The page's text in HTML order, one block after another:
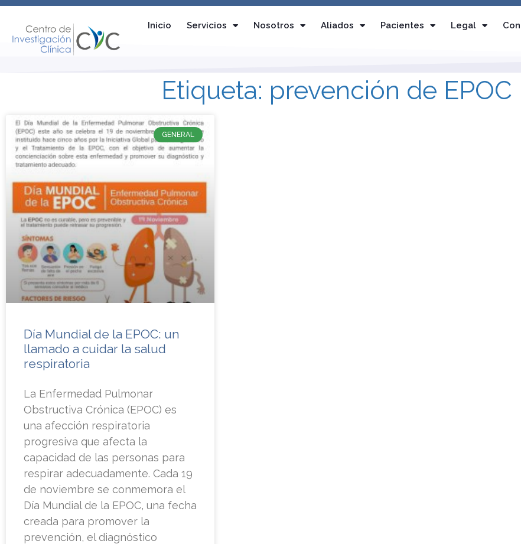
Inicio Servicios Nosotros Aliados Pacientes Legal
Etiqueta: prevención de EPOC
GENERAL
Día Mundial de la EPOC: un
llamado a cuidar la salud
respiratoria
La Enfermedad Pulmonar
Obstructiva Crónica (EPOC) es
una afección respiratoria
progresiva que afecta la
capacidad de las personas para
respirar adecuadamente. Cada 19
de noviembre se conmemora el
Día Mundial de la EPOC, una fecha
creada para promover la
prevención, el diagnóstico